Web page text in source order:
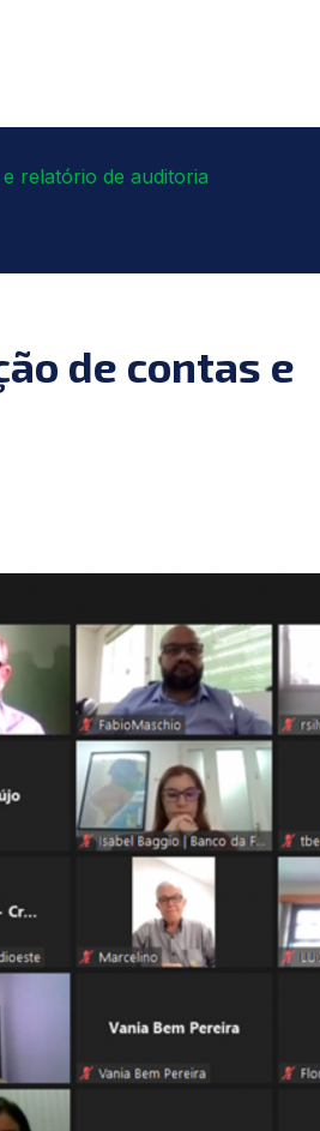
relatório de auditoria
de contas e